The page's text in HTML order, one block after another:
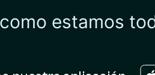
estamos